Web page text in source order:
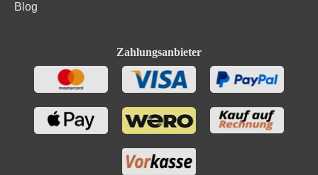
Blog
Zahlungsanbieter